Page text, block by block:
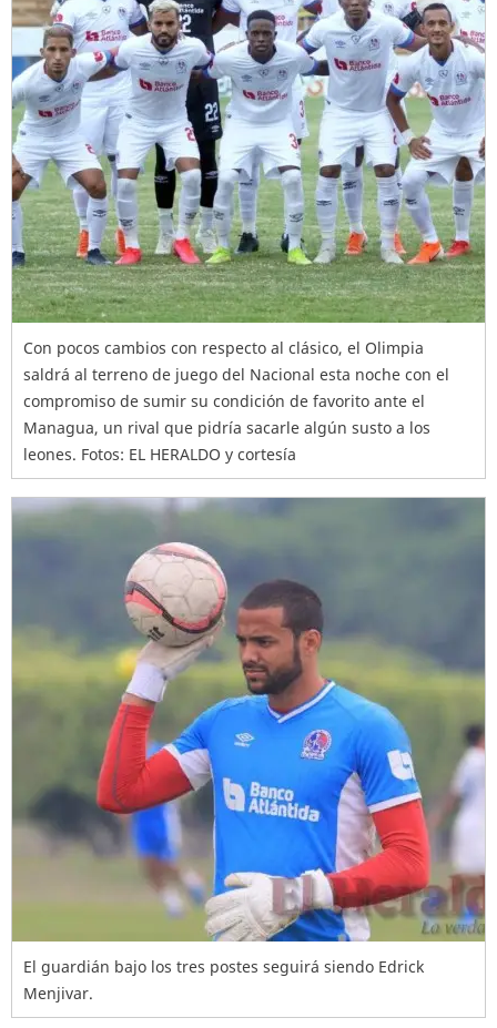
Con pocos cambios con respecto al clásico, el Olimpia
saldrá al terreno de juego del Nacional esta noche con el
compromiso de sumir su condición de favorito ante el
Managua, un rival que pidría sacarle algún susto a los
leones. Fotos: EL HERALDO y cortesía
El guardián bajo los tres postes seguirá siendo Edrick
Menjivar.